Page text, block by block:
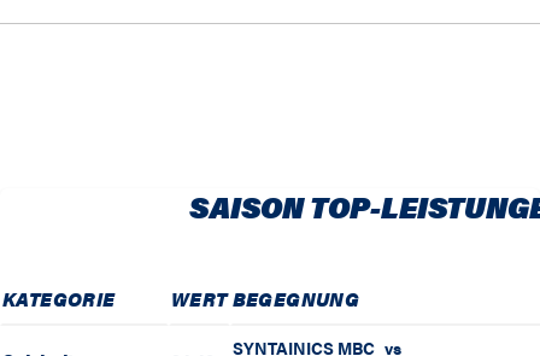
SAISON TOP-
KATEGORIE WERTBEGEGNUNG
SYNTAINICS MBC vs